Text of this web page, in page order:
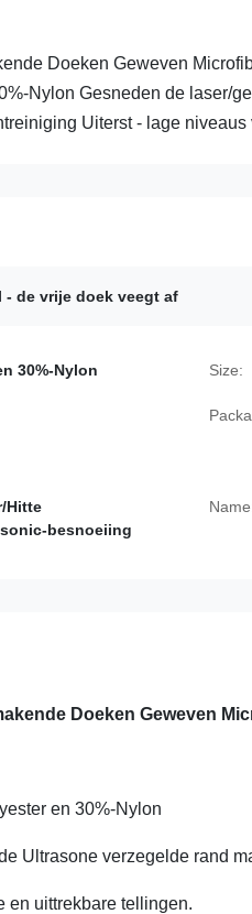
Doeken Geweven
Nylon Gesneden de laser/
Uiterst - lage niveaus
- de vrije doek veegt af
30%-Nylon Size:
Hitte
besnoeiing
Doeken Geweven
en 30%-Nylon
Ultrasone verzegelde rand
en uittrekbare tellingen.